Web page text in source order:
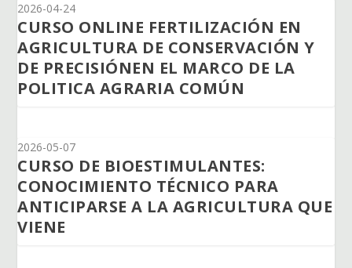
2026-04-24
CURSO ONLINE FERTILIZACIÓN EN
AGRICULTURA DE CONSERVACIÓN Y
DE PRECISIÓNEN EL MARCO DE LA
POLITICA AGRARIA COMÚN
2026-05-07
CURSO DE BIOESTIMULANTES:
CONOCIMIENTO TÉCNICO PARA
ANTICIPARSE A LA AGRICULTURA QUE
VIENE